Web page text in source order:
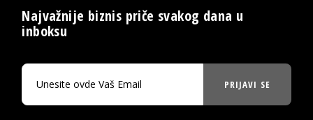
Najvažnije biznis priče svakog dana u
inboksu
PRIJAVI SE